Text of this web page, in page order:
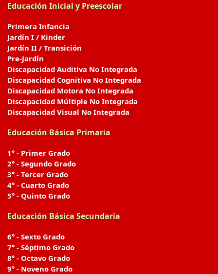
Educación Inicial y Preescolar
Primera Infancia
Jardín I / Kinder
Jardín II / Transición
Pre-Jardín
Discapacidad Auditiva No Integrada
Discapacidad Cognitiva No Integrada
Discapacidad Motora No Integrada
Discapacidad Múltiple No Integrada
Discapacidad Visual No Integrada
Educación Básica Primaria
1° - Primer Grado
2° - Segundo Grado
3° - Tercer Grado
4° - Cuarto Grado
5° - Quinto Grado
Educación Básica Secundaria
6° - Sexto Grado
7° - Séptimo Grado
8° - Octavo Grado
9° - Noveno Grado